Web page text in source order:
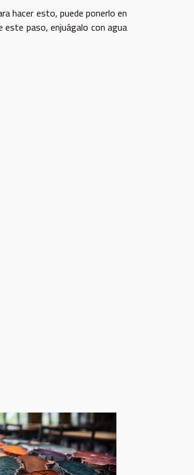
hacer esto, puede ponerlo en
este paso, enjuágalo con agua